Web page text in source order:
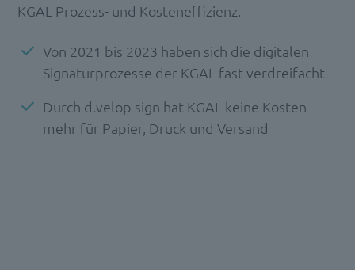
KGAL Prozess- und Kosteneffizienz.
Von 2021 bis 2023 haben sich die digitalen
Signaturprozesse der KGAL fast verdreifacht
Durch d.velop sign hat KGAL keine Kosten
mehr für Papier, Druck und Versand